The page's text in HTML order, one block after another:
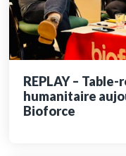
REPLAY –
humanitaire
Bioforce